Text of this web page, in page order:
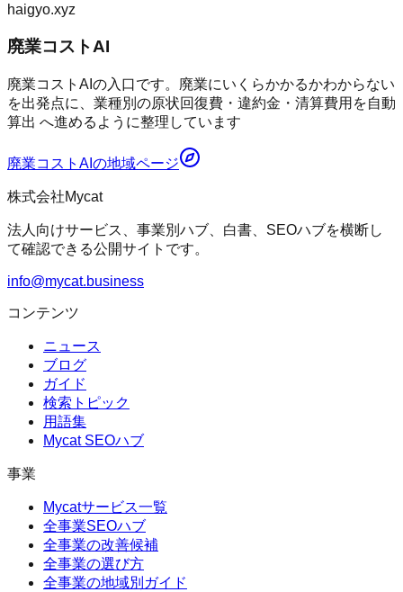
haigyo.xyz
廃業コストAI
廃業コストAIの入口です。廃業にいくらかかるかわからない
を出発点に、業種別の原状回復費・違約金・清算費用を自動
算出 へ進めるように整理しています
廃業コストAI の地域ページ
株式会社Mycat
法人向けサービス、事業別ハブ、白書、SEOハブを横断し
て確認できる公開サイトです。
info@mycat.business
コンテンツ
ニュース
ブログ
ガイド
検索トピック
用語集
Mycat SEOハブ
事業
Mycatサービス一覧
全事業SEOハブ
全事業の改善候補
全事業の選び方
全事業の地域別ガイド